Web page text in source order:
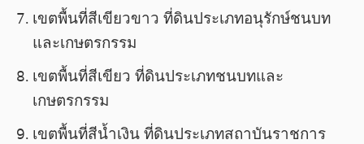
เขตพื้นที่สีเขียวขาว ที่ดินประเภทอนุรักษ์ชนบท
และเกษตรกรรม
เขตพื้นที่สีเขียว ที่ดินประเภทชนบทและ
เกษตรกรรม
เขตพื้นที่สีน้ำเงิน ที่ดินประเภทสถาบันราชการ